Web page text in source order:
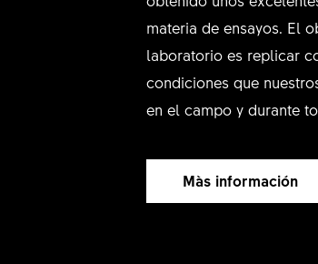
materia de ensayos. El
laboratorio es replicar
condiciones que
en el campo y durante
Màs información